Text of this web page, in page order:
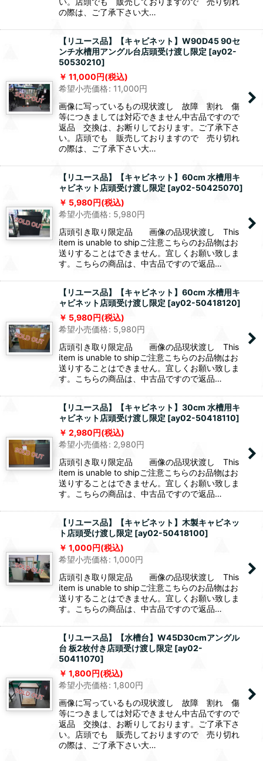
の際は、ご了承下さい大…
【リユース品】【キャビネット】W90D45 90セ
ンチ水槽用アングル台店頭受け渡し限定 [ay02-
50530210]
11,000円(税込)
希望小売価格: 11,000円
画像に写っているもの現状渡し 故障 割れ 傷
等につきましては対応できません中古品ですので
返品 交換は、お断りしております。ご了承下さ
い。店頭でも 販売しておりますので 売り切れ
の際は、ご了承下さい大…
【リユース品】【キャビネット】60cm 水槽用キ
ャビネット店頭受け渡し限定 [ay02-50425070]
5,980円(税込)
希望小売価格: 5,980円
店頭引き取り限定品 画像の品現状渡し This
item is unable to shipご注意こちらのお品物はお
送りすることはできません。宜しくお願い致しま
す。こちらの商品は、中古品ですので返品…
【リユース品】【キャビネット】60cm 水槽用キ
ャビネット店頭受け渡し限定 [ay02-50418120]
5,980円(税込)
希望小売価格: 5,980円
店頭引き取り限定品 画像の品現状渡し This
item is unable to shipご注意こちらのお品物はお
送りすることはできません。宜しくお願い致しま
す。こちらの商品は、中古品ですので返品…
【リユース品】【キャビネット】30cm 水槽用キ
ャビネット店頭受け渡し限定 [ay02-50418110]
2,980円(税込)
希望小売価格: 2,980円
店頭引き取り限定品 画像の品現状渡し This
item is unable to shipご注意こちらのお品物はお
送りすることはできません。宜しくお願い致しま
す。こちらの商品は、中古品ですので返品…
【リユース品】【キャビネット】木製キャビネッ
ト店頭受け渡し限定 [ay02-50418100]
1,000円(税込)
希望小売価格: 1,000円
店頭引き取り限定品 画像の品現状渡し This
item is unable to shipご注意こちらのお品物はお
送りすることはできません。宜しくお願い致しま
す。こちらの商品は、中古品ですので返品…
【リユース品】【水槽台】W45D30cmアングル
台 板2枚付き店頭受け渡し限定 [ay02-
50411070]
1,800円(税込)
希望小売価格: 1,800円
画像に写っているもの現状渡し 故障 割れ 傷
等につきましては対応できません中古品ですので
返品 交換は、お断りしております。ご了承下さ
い。店頭でも 販売しておりますので 売り切れ
の際は、ご了承下さい大…